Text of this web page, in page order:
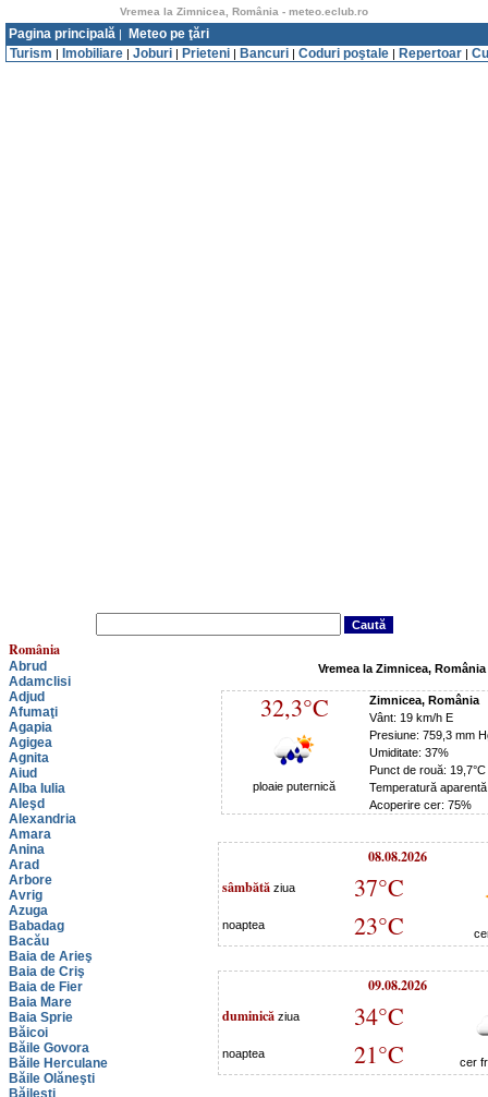
Vremea la Zimnicea, România - meteo.eclub.ro
Pagina principală |
Meteo pe ţări
Turism | Imobiliare | Joburi | Prieteni | Bancuri | Coduri poştale | Repertoar |
România
Abrud
Adamclisi
Adjud
Afumaţi
Agapia
Agigea
Agnita
Aiud
Alba Iulia
Aleşd
Alexandria
Amara
Anina
Arad
Arbore
Avrig
Azuga
Babadag
Bacău
Baia de Arieş
Baia de Criş
Baia de Fier
Baia Mare
Baia Sprie
Băicoi
Băile Govora
Băile Herculane
Băile Olăneşti
Băileşti
Vremea la Zimnicea, România
32,3°C
ploaie puternică
Zimnicea, România
Vânt: 19 km/h E
Presiune: 759,3 mm
Umiditate: 37%
Punct de rouă: 19,7°C
Temperatură
Acoperire cer: 75%
08.08.2026
sâmbătă ziua 37°C
noaptea 23°C
09.08.2026
duminică ziua 34°C
cer
noaptea 21°C